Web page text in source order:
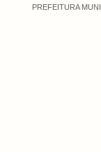
PREFEITURA